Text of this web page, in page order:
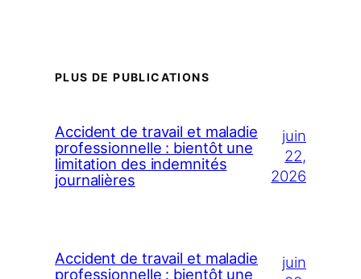
PLUS DE PUBLICATIONS
Accident de travail et maladie
professionnelle : bientôt une
limitation des indemnités
journalières
juin
22,
2026
Accident de travail et maladie
professionnelle : bientôt une
juin